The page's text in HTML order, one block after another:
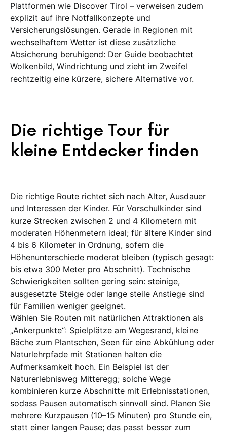
Plattformen wie Discover Tirol – verweisen zudem
explizit auf ihre Notfallkonzepte und
Versicherungslösungen. Gerade in Regionen mit
wechselhaftem Wetter ist diese zusätzliche
Absicherung beruhigend: Der Guide beobachtet
Wolkenbild, Windrichtung und zieht im Zweifel
rechtzeitig eine kürzere, sichere Alternative vor.
Die richtige Tour für
kleine Entdecker finden
Die richtige Route richtet sich nach Alter, Ausdauer
und Interessen der Kinder. Für Vorschulkinder sind
kurze Strecken zwischen 2 und 4 Kilometern mit
moderaten Höhenmetern ideal; für ältere Kinder sind
4 bis 6 Kilometer in Ordnung, sofern die
Höhenunterschiede moderat bleiben (typisch gesagt:
bis etwa 300 Meter pro Abschnitt). Technische
Schwierigkeiten sollten gering sein: steinige,
ausgesetzte Steige oder lange steile Anstiege sind
für Familien weniger geeignet.
Wählen Sie Routen mit natürlichen Attraktionen als
„Ankerpunkte“: Spielplätze am Wegesrand, kleine
Bäche zum Plantschen, Seen für eine Abkühlung oder
Naturlehrpfade mit Stationen halten die
Aufmerksamkeit hoch. Ein Beispiel ist der
Naturerlebnisweg Mitteregg; solche Wege
kombinieren kurze Abschnitte mit Erlebnisstationen,
sodass Pausen automatisch sinnvoll sind. Planen Sie
mehrere Kurzpausen (10–15 Minuten) pro Stunde ein,
statt einer langen Pause; das passt besser zum